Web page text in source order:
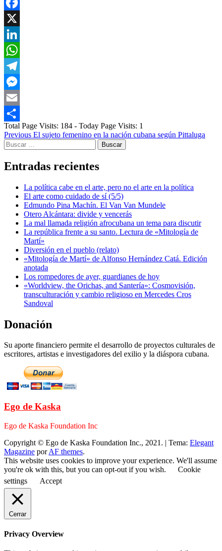
Facebook
X
LinkedIn
WhatsApp
Telegram
Messenger
Email
Compartir
Total Page Visits: 184 - Today Page Visits: 1
Post
navigation
Previous El sujeto femenino en la nación cubana según Pittaluga
Buscar:
Entradas recientes
La política cabe en el arte, pero no el arte en la política
El arte como cuidado de sí (5/5)
Edmundo Pina Machín. El Van Van Mundele
Otero Alcántara: divide y vencerás
La mal llamada religión afrocubana un tema para discutir
La república frente a su santo. Lectura de «Mitología de
Martí»
Diversión en el pueblo (relato)
«Mitología de Martí» de Alfonso Hernández Catá. Edición
anotada
Los rompedores de ayer, guardianes de hoy
«Worldview, the Orichas, and Santería»: Cosmovisión,
transculturación y cambio religioso en Mercedes Cros
Sandoval
Donación
Su aporte financiero permite el desarrollo de proyectos culturales de
escritores, artistas e investigadores del exilio y la diáspora cubana.
Ego de Kaska
Ego de Kaska Foundation Inc
Copyright © Ego de Kaska Foundation Inc., 2021. | Tema: Elegant
Magazine porAF themes.
This website uses cookies to improve your experience. We'll assume
you're ok with this, but you can opt-out if you wish.
Cookie
settings
Accept
Cerrar
Privacy Overview